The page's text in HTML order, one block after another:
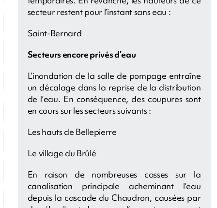
secteur restent pour l’instant sans eau :
Saint-Bernard
Secteurs encore privés d’eau
L’inondation de la salle de pompage entraîne
un décalage dans la reprise de la distribution
de l’eau. En conséquence, des coupures sont
en cours sur les secteurs suivants :
Les hauts de Bellepierre
Le village du Brûlé
En raison de nombreuses casses sur la
canalisation principale acheminant l’eau
depuis la cascade du Chaudron, causées par